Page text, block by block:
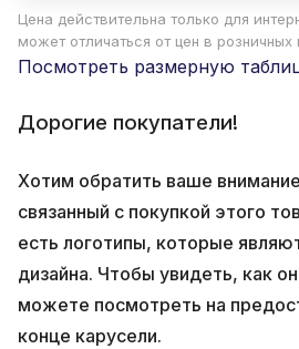
Цена действительна только для
может отличаться от цен в розничных
Посмотреть размерную
Дорогие покупатели!
Хотим обратить ваше
связанный с покупкой этого
есть логотипы, которые
дизайна. Чтобы увидеть, как
можете посмотреть на
конце карусели.